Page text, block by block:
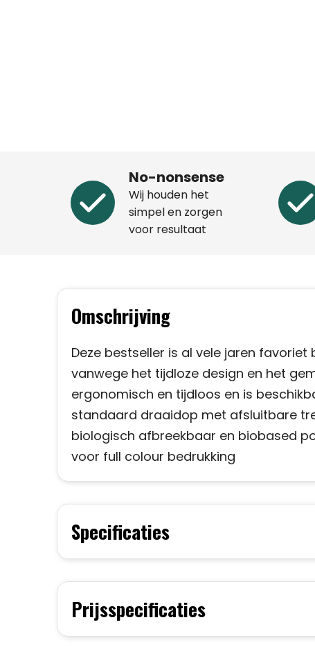
No-nonsense
Wij houden het
simpel en zorgen
voor resultaat
Omschrijving
Deze bestseller is al vele jaren
vanwege het tijdloze design en het
ergonomisch en tijdloos en is
standaard draaidop met afsluitbare
biologisch afbreekbaar en biobased
voor full colour bedrukking
Specificaties
Prijsspecificaties